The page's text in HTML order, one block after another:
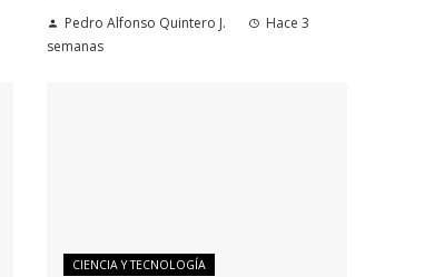
Pedro Alfonso Quintero J.
Hace 3
semanas
CIENCIA Y TECNOLOGÍA